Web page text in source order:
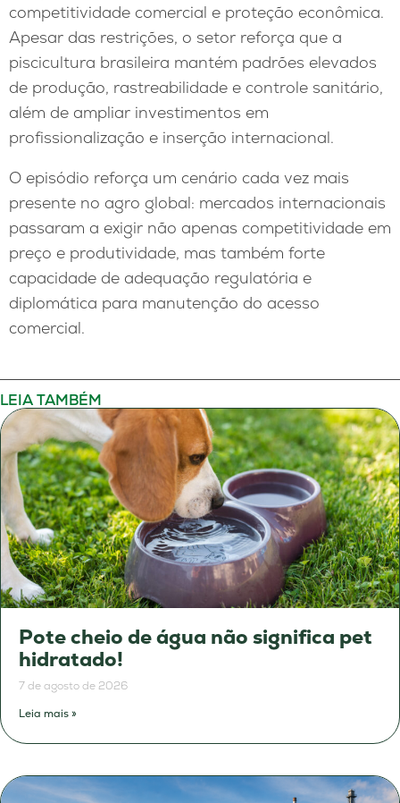
competitividade comercial e proteção econômica.
Apesar das restrições, o setor reforça que a
piscicultura brasileira mantém padrões elevados
de produção, rastreabilidade e controle sanitário,
além de ampliar investimentos em
profissionalização e inserção internacional.
O episódio reforça um cenário cada vez mais
presente no agro global: mercados internacionais
passaram a exigir não apenas competitividade em
preço e produtividade, mas também forte
capacidade de adequação regulatória e
diplomática para manutenção do acesso
comercial.
LEIA TAMBÉM
Pote cheio de água não significa pet
hidratado!
7 de agosto de 2026
Leia mais »